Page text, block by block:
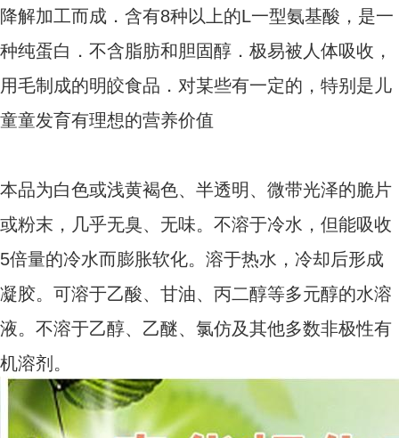
降解加工而成．含有8种以上的L一型氨基酸，是一
种纯蛋白．不含脂肪和胆固醇．极易被人体吸收，
用毛制成的明皎食品．对某些有一定的，特别是儿
童童发育有理想的营养价值
本品为白色或浅黄褐色、半透明、微带光泽的脆片
或粉末，几乎无臭、无味。不溶于冷水，但能吸收
5倍量的冷水而膨胀软化。溶于热水，冷却后形成
凝胶。可溶于乙酸、甘油、丙二醇等多元醇的水溶
液。不溶于乙醇、乙醚、氯仿及其他多数非极性有
机溶剂。